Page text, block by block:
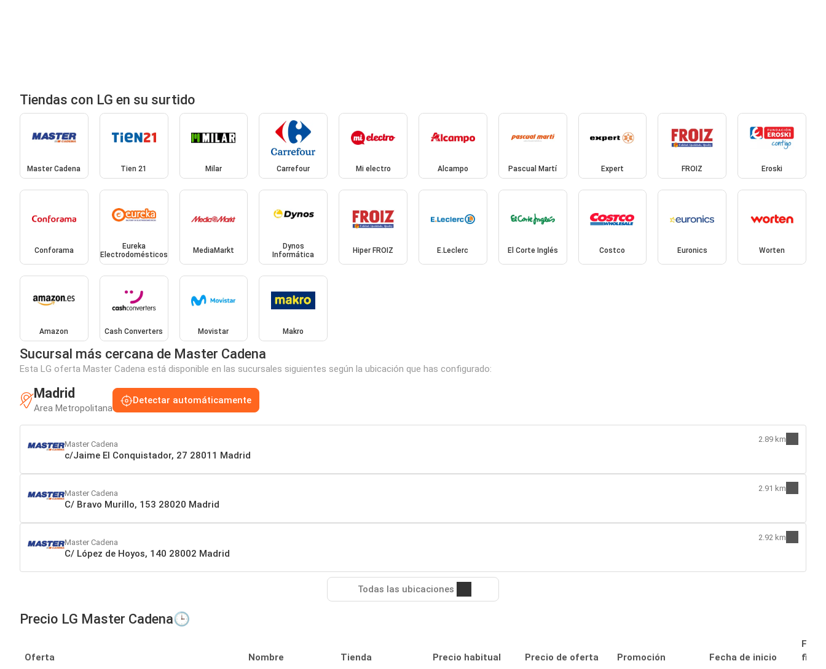
Tiendas con LG en su surtido
Master Cadena Tien 21 Milar Carrefour Mi electro Alcampo Pascual Martí Expert FROIZ Eroski
Conforama
Eureka
Electrodomésticos
MediaMarkt
Dynos
Informática
Hiper FROIZ E.Leclerc El Corte Inglés Costco Euronics Worten
Amazon Cash Converters Movistar Makro
Sucursal más cercana de Master Cadena
Esta LG oferta Master Cadena está disponible en las sucursales siguientes según la ubicación que has configurado:
Madrid
Area Metropolitana
Detectar automáticamente
Master Cadena
c/Jaime El Conquistador, 27 28011 Madrid
2.89 km
Master Cadena
C/ Bravo Murillo, 153 28020 Madrid
2.91 km
Master Cadena
C/ López de Hoyos, 140 28002 Madrid
2.92 km
Todas las ubicaciones
Precio LG Master Cadena🕒
Oferta Nombre Tienda Precio habitual Precio de oferta Promoción Fecha de inicio